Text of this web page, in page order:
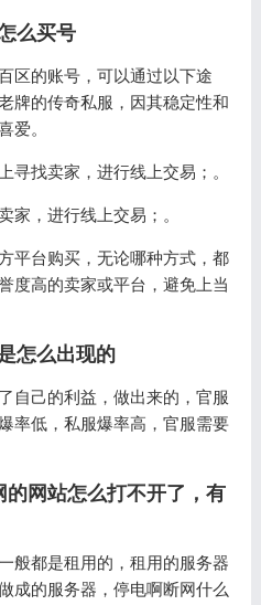
么买号
区的账号，可以通过以下途
牌的传奇私服，因其稳定性和
爱。
寻找卖家，进行线上交易；。
家，进行线上交易；。
平台购买，无论哪种方式，都
度高的卖家或平台，避免上当
怎么出现的
自己的利益，做出来的，官服
率低，私服爆率高，官服需要
网站怎么打不开了，有
般都是租用的，租用的服务器
成的服务器，停电啊断网什么